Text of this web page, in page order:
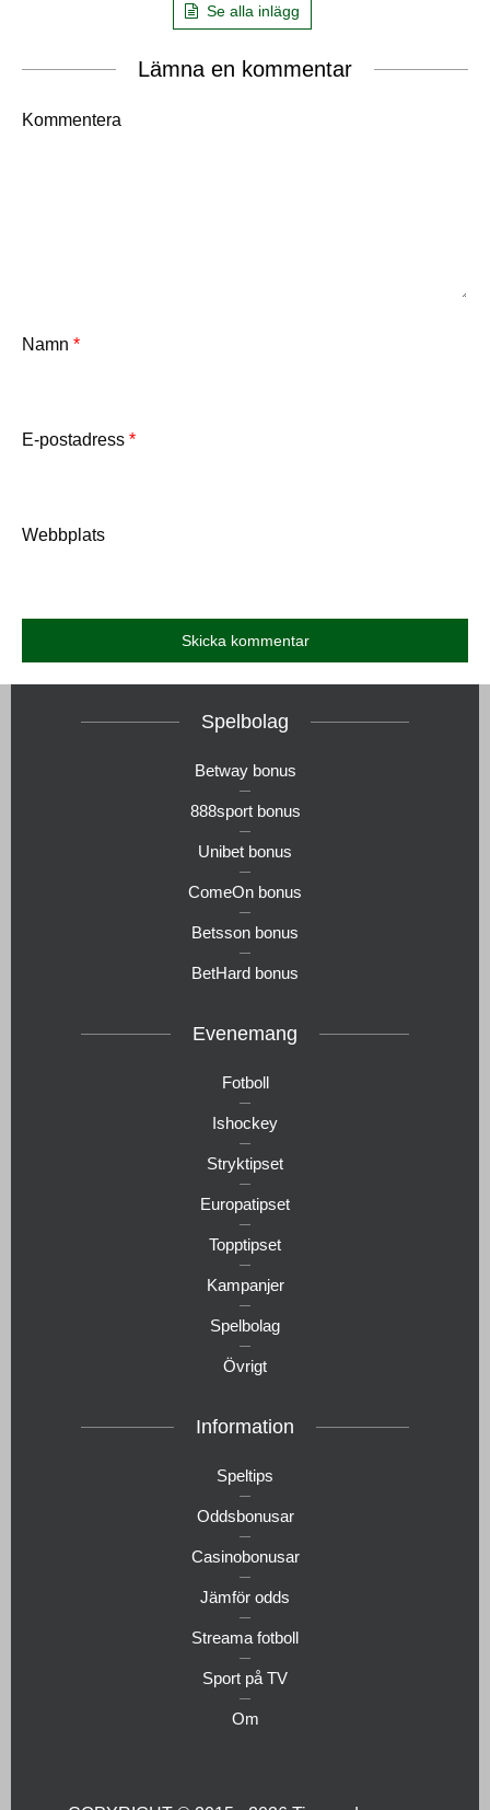
Se alla inlägg
Lämna en kommentar
Kommentera
Namn *
E-postadress *
Webbplats
Spelbolag
Betway bonus
888sport bonus
Unibet bonus
ComeOn bonus
Betsson bonus
BetHard bonus
Evenemang
Fotboll
Ishockey
Stryktipset
Europatipset
Topptipset
Kampanjer
Spelbolag
Övrigt
Information
Speltips
Oddsbonusar
Casinobonusar
Jämför odds
Streama fotboll
Sport på TV
Om